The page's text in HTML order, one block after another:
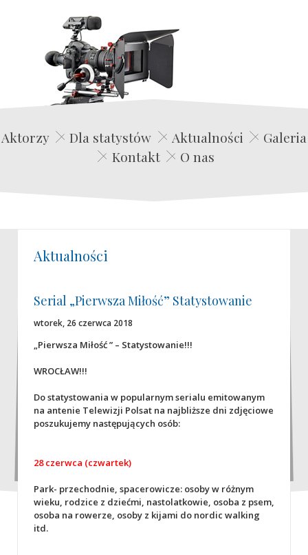
Edwin Film Agencja Aktorska
Aktorzy Dla statystów Aktualności
Galeria
Kontakt
O nas
Aktualności
Serial „Pierwsza Miłość” Statystowanie
wtorek, 26 czerwca 2018
„Pierwsza Miłość ” – Statystowanie!!!
WROCŁAW!!!
Do statystowania w popularnym serialu emitowanym
na antenie Telewizji Polsat na najbliższe dni zdjęciowe
poszukujemy następujących osób:
28 czerwca (czwartek)
Park- przechodnie, spacerowicze: osoby w różnym
wieku, rodzice z dziećmi, nastolatkowie, osoba z psem,
osoba na rowerze, osoby z kijami do nordic walking
itd.